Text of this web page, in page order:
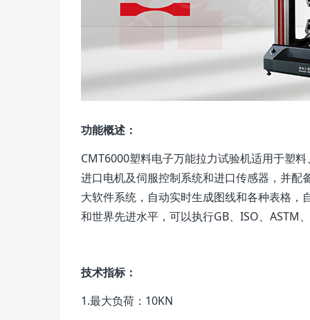
功能概述：
CMT6000塑料电子万能拉力试验机适用于塑
进口电机及伺服控制系统和进口传感器，并
大软件系统，自动实时生成图线和各种表格
和世界先进水平，可以执行GB、ISO、ASTM
技术指标：
1.最大负荷：10KN